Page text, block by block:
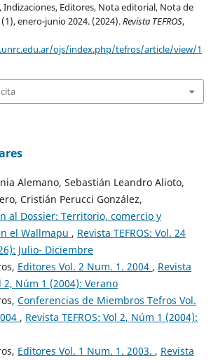
Indizaciones, Editores, Nota editorial, Nota de
enero-junio 2024. (2024).Revista TEFROS,
ojs/index.php/tefros/article/view/1
Alemano, Sebastián Leandro Alioto,
Cristián Perucci González,
al Dossier: Territorio, comercio y
el Wallmapu , Revista TEFROS: Vol. 24
Julio- Diciembre
Editores Vol. 2 Num. 1. 2004 , Revista
2, Núm 1 (2004): Verano
Conferencias de Miembros Tefros Vol.
, Revista TEFROS: Vol 2, Núm 1 (2004):
Editores Vol. 1 Num. 1. 2003. , Revista